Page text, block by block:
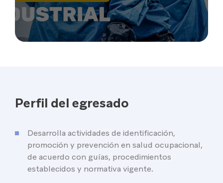
Perfil del egresado
Desarrolla actividades de identificación,
promoción y prevención en salud ocupacional,
de acuerdo con guías, procedimientos
establecidos y normativa vigente.